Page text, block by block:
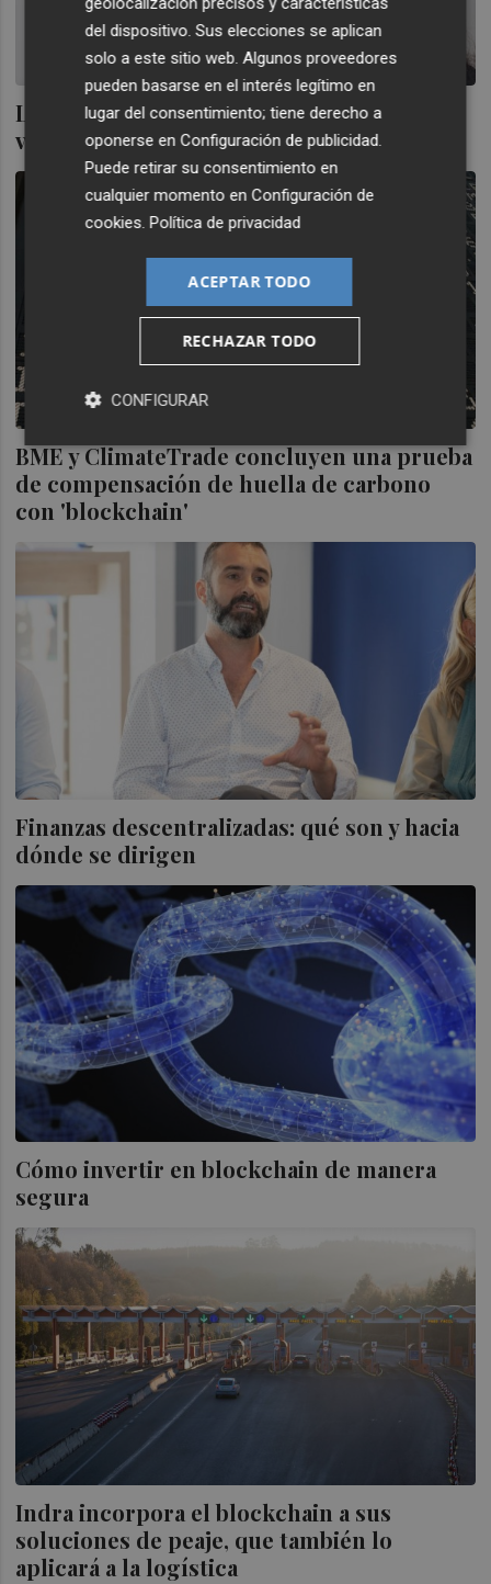
La combinación del sector de los
videojuegos con las finanzas
BME y ClimateTrade concluyen una prueba
de compensación de huella de carbono
con 'blockchain'
Finanzas descentralizadas: qué son y hacia
dónde se dirigen
Cómo invertir en blockchain de manera
segura
Indra incorpora el blockchain a sus
soluciones de peaje, que también lo
aplicará a la logística
del dispositivo. Sus elecciones se aplican
solo a este sitio web. Algunos proveedores
pueden basarse en el interés legítimo en
lugar del consentimiento; tiene derecho a
oponerse enConfiguración de publicidad.
Puede retirar su consentimiento en
cualquier momento enConfiguración de
cookies.Política de privacidad
ACEPTAR TODO
RECHAZAR TODO
CONFIGURAR